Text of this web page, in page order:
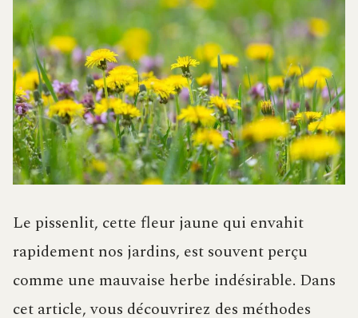
Le pissenlit, cette fleur jaune qui envahit
rapidement nos jardins, est souvent perçu
comme une mauvaise herbe indésirable. Dans
cet article, vous découvrirez des méthodes